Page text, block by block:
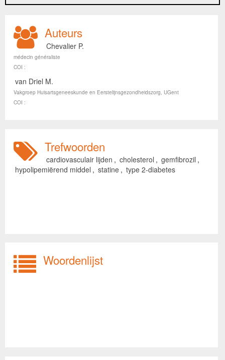
Auteurs
Chevalier P.
médecin généraliste
COI :
van Driel M.
Vakgroep Huisartsgeneeskunde en Eerstelijnsgezondheidszorg, UGent
COI :
Trefwoorden
cardiovasculair lijden , cholesterol , gemfibrozil ,
hypolipemiërend middel , statine , type 2-diabetes
Woordenlijst